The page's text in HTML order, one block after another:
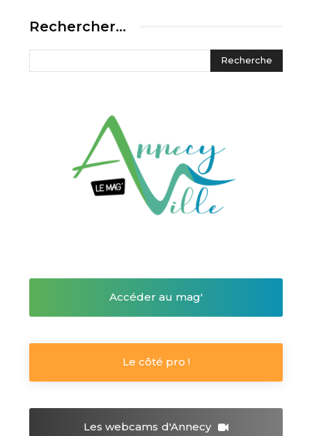
Rechercher…
Accéder au mag'
Le côté pro !
Les webcams d'Annecy